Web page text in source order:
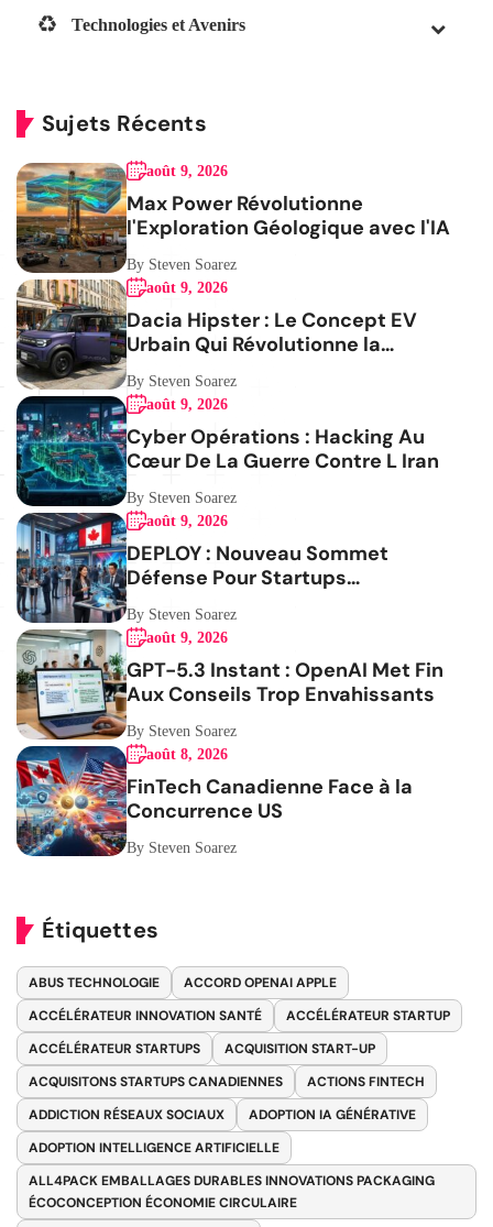
Technologies et Avenirs
Sujets Récents
août 9, 2026
Max Power Révolutionne
l'Exploration Géologique avec l'IA
By Steven Soarez
août 9, 2026
Dacia Hipster : Le Concept EV
Urbain Qui Révolutionne la
By Steven Soarez
août 9, 2026
Cyber Opérations : Hacking Au
Cœur De La Guerre Contre L Iran
By Steven Soarez
août 9, 2026
DEPLOY : Nouveau Sommet
Défense Pour Startups
By Steven Soarez
août 9, 2026
GPT-5.3 Instant : OpenAI Met Fin
Aux Conseils Trop Envahissants
By Steven Soarez
août 8, 2026
FinTech Canadienne Face à la
Concurrence US
By Steven Soarez
Étiquettes
ABUS TECHNOLOGIE
ACCORD OPENAI APPLE
ACCÉLÉRATEUR INNOVATION SANTÉ
ACCÉLÉRATEUR STARTUP
ACCÉLÉRATEUR STARTUPS
ACQUISITION START-UP
ACQUISITONS STARTUPS CANADIENNES
ACTIONS FINTECH
ADDICTION RÉSEAUX SOCIAUX
ADOPTION IA GÉNÉRATIVE
ADOPTION INTELLIGENCE ARTIFICIELLE
ALL4PACK EMBALLAGES DURABLES INNOVATIONS PACKAGING
ÉCOCONCEPTION ÉCONOMIE CIRCULAIRE